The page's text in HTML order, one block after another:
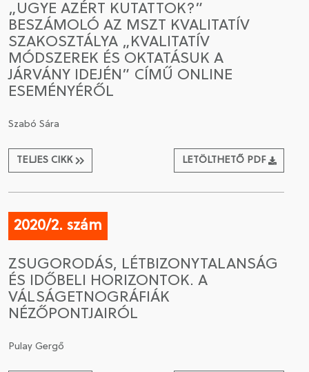
„UGYE AZÉRT KUTATTOK?”
BESZÁMOLÓ AZ MSZT KVALITATÍV
SZAKOSZTÁLYA „KVALITATÍV
MÓDSZEREK ÉS OKTATÁSUK A
JÁRVÁNY IDEJÉN” CÍMŰ ONLINE
ESEMÉNYÉRŐL
Szabó Sára
TELJES CIKK LETÖLTHETŐ PDF
2020/2. szám
ZSUGORODÁS, LÉTBIZONYTALANSÁG
ÉS IDŐBELI HORIZONTOK. A
VÁLSÁGETNOGRÁFIÁK
NÉZŐPONTJAIRÓL
Pulay Gergő